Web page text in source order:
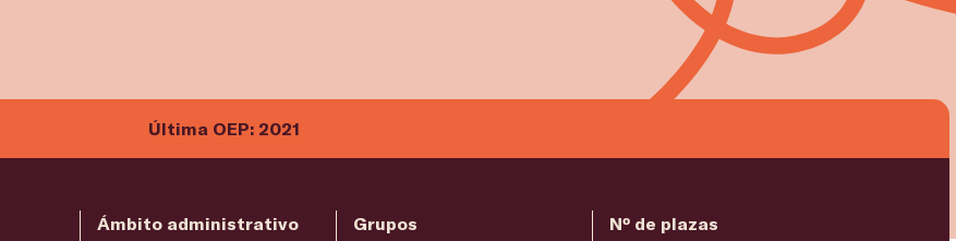
Última OEP: 2021
Ámbito administrativo Grupos Nº de plazas